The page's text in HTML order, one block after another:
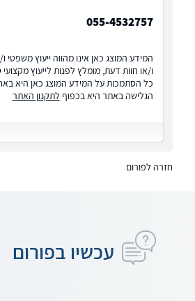
055-4532757
המידע המוצג כאן אינו מהווה ייעוץ
ו/או חוות דעת, מומלץ לפנות לייעוץ
כל הסתמכות על המידע המוצג כאן היא
הגלישה באתר היא בכפוף לתקנון האתר
חזרה לפורום
עכשיו בפורום